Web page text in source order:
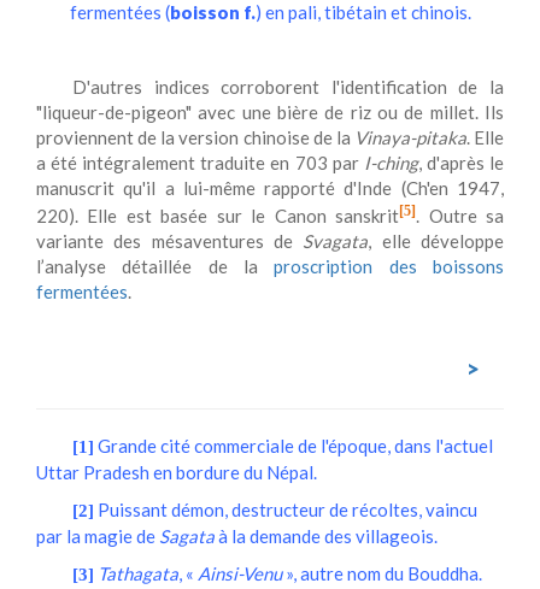
fermentées (boisson f.) en pali, tibétain et chinois.
D'autres indices corroborent l'identification de la
"liqueur-de-pigeon" avec une bière de riz ou de millet. Ils
proviennent de la version chinoise de la Vinaya-pitaka. Elle
a été intégralement traduite en 703 par I-ching, d'après le
manuscrit qu'il a lui-même rapporté d'Inde (Ch'en 1947,
220). Elle est basée sur le Canon sanskrit[5]. Outre sa
variante des mésaventures de Svagata, elle développe
l’analyse détaillée de laproscription des boissons
fermentées.
>
[1] Grande cité commerciale de l'époque, dans l'actuel
Uttar Pradesh en bordure du Népal.
[2] Puissant démon, destructeur de récoltes, vaincu
par la magie de Sagataà la demande des villageois.
[3] Tathagata, « Ainsi-Venu», autre nom du Bouddha.